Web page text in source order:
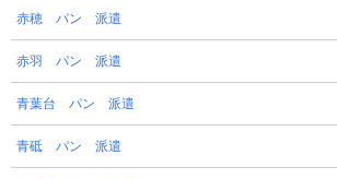
赤穂 パン 派遣
赤羽 パン 派遣
青葉台 パン 派遣
青砥 パン 派遣